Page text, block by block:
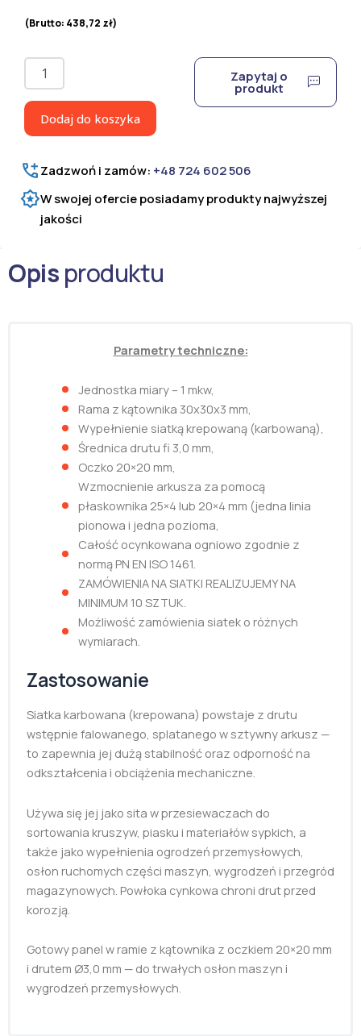
(Brutto: 438,72 zł)
ilość
Siatka
(karbowana)
20*3
ramie
z
kątownika
Dodaj do koszyka
Zapytaj o
produkt
Zadzwoń i zamów: +48 724 602 506
W swojej ofercie posiadamy produkty najwyższej
jakości
Opisproduktu
Parametry techniczne:
Jednostka miary – 1 mkw,
Rama z kątownika 30x30x3 mm,
Wypełnienie siatką krepowaną (karbowaną),
Średnica drutu fi 3,0 mm,
Oczko 20×20 mm,
Wzmocnienie arkusza za pomocą
płaskownika 25×4 lub 20×4 mm (jedna linia
pionowa i jedna pozioma,
Całość ocynkowana ogniowo zgodnie z
normą PN EN ISO 1461.
ZAMÓWIENIA NA SIATKI REALIZUJEMY NA
MINIMUM 10 SZTUK.
Możliwość zamówienia siatek o różnych
wymiarach.
Zastosowanie
Siatka karbowana (krepowana) powstaje z drutu
wstępnie falowanego, splatanego w sztywny arkusz —
to zapewnia jej dużą stabilność oraz odporność na
odkształcenia i obciążenia mechaniczne.
Używa się jej jako sita w przesiewaczach do
sortowania kruszyw, piasku i materiałów sypkich, a
także jako wypełnienia ogrodzeń przemysłowych,
osłon ruchomych części maszyn, wygrodzeń i przegród
magazynowych. Powłoka cynkowa chroni drut przed
korozją.
Gotowy panel w ramie z kątownika z oczkiem 20×20 mm
i drutem Ø3,0 mm — do trwałych osłon maszyn i
wygrodzeń przemysłowych.